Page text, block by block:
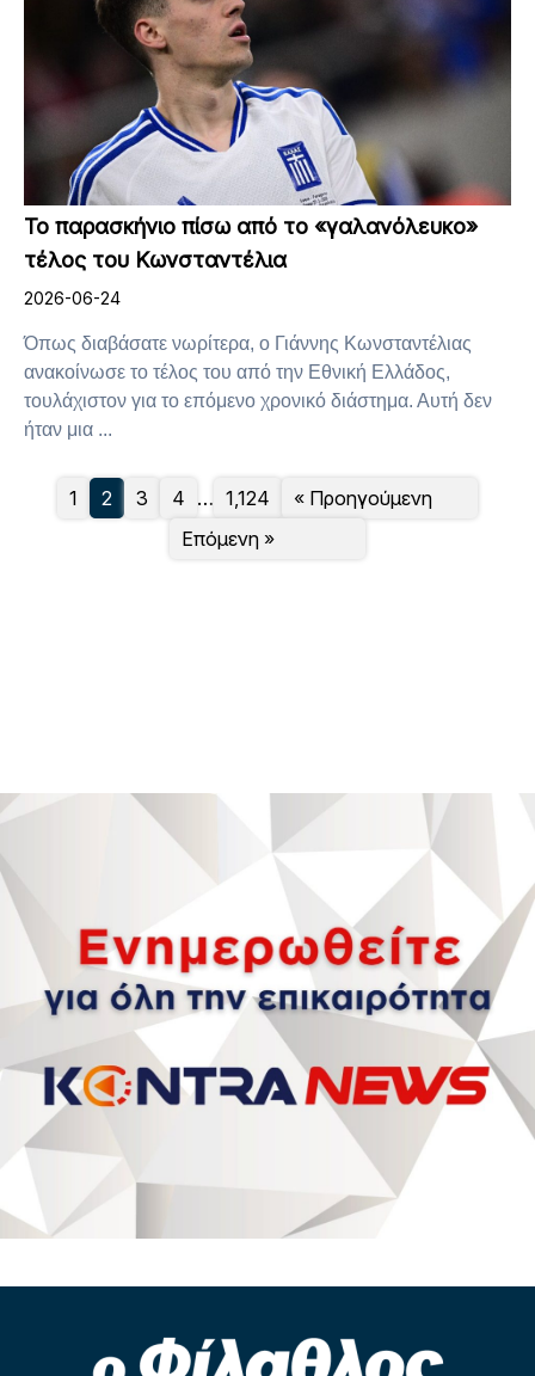
Το παρασκήνιο πίσω από το «γαλανόλευκο»
τέλος του Κωνσταντέλια
2026-06-24
Όπως διαβάσατε νωρίτερα, ο Γιάννης Κωνσταντέλιας
ανακοίνωσε το τέλος του από την Εθνική Ελλάδος,
τουλάχιστον για το επόμενο χρονικό διάστημα. Αυτή δεν
ήταν μια ...
« Προηγούμενη
1 2 3 4 … 1,124
Επόμενη »